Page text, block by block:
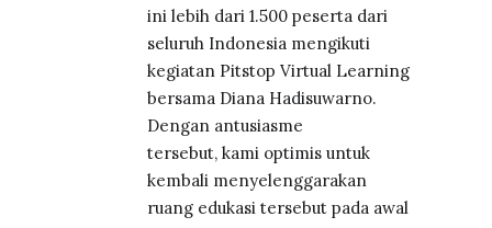
ini lebih dari 1.500 peserta dari
seluruh Indonesia mengikuti
kegiatan Pitstop Virtual Learning
bersama Diana Hadisuwarno.
Dengan antusiasme
tersebut, kami optimis untuk
kembali menyelenggarakan
ruang edukasi tersebut pada awal